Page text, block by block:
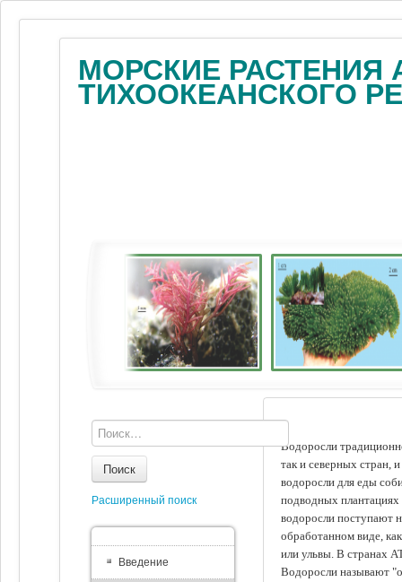
МОРСКИЕ РАСТЕНИЯ
ТИХООКЕАНСКОГО
Водоросли
так и северных стран,
водоросли для еды
подводных
водоросли поступают
обработанном виде,
или ульвы. В странах
Водоросли называют
Поиск
Расширенный поиск
Введение